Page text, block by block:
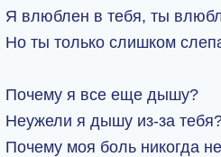
Я влюблен в тебя, ты
Но ты только слишком
Почему я все еще дышу?
Неужели я дышу из-за
Почему моя боль никогда